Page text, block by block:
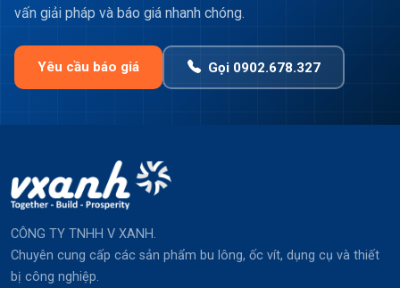
vấn giải pháp và báo giá nhanh chóng.
Yêu cầu báo giá Gọi 0902.678.327
CÔNG TY TNHH V XANH.
Chuyên cung cấp các sản phẩm bu lông, ốc vít, dụng cụ và thiết
bị công nghiệp.